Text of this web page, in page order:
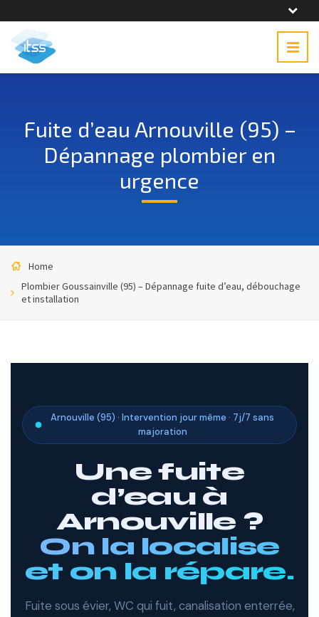
Fuite d’eau Arnouville (95) –
Dépannage plombier en
urgence
Home
Plombier Goussainville (95) – Dépannage fuite d’eau, débouchage
et installation
Arnouville (95) · Intervention jour même · 7j/7 sans
majoration
Une fuite
d’eau à
Arnouville ?
On la localise
et on la répare.
Fuite sous évier, WC qui fuit, canalisation enterrée,